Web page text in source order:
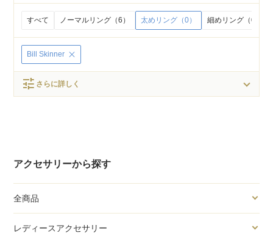
アクセサリーから探す
全商品
レディースアクセサリー
すべて ノーマルリング（6） 太めリング（0） 細めリング（0）
Bill Skinner
tune さらに詳しく